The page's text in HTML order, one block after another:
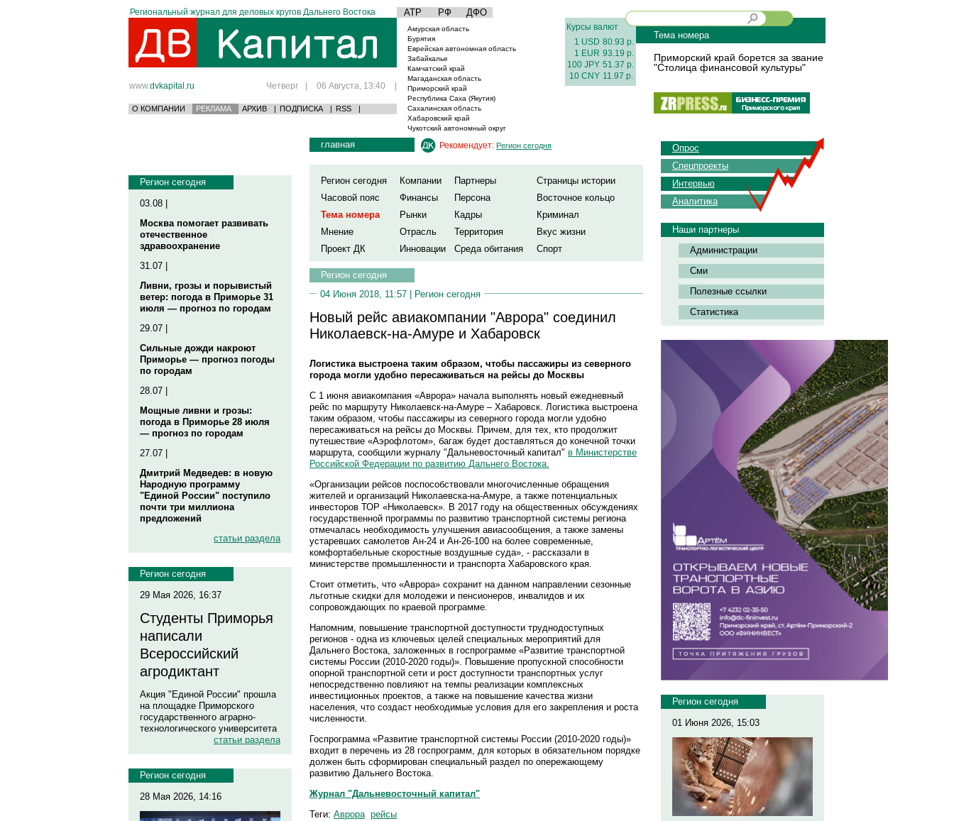
Региональный журнал для деловых кругов Дальнего Востока АТР РФ ДФО
www.dvkapital.ru Четверг | 06 Августа, 13:40 |
О КОМПАНИИ РЕКЛАМА АРХИВ | ПОДПИСКА | RSS |
Амурская область
Бурятия
Еврейская автономная область
Забайкалье
Камчатский край
Магаданская область
Приморский край
Республика Саха (Якутия)
Сахалинская область
Хабаровский край
Чукотский автономный округ
Курсы валют
1 USD 80.93 р.
1 EUR 93.19 р.
100 JPY 51.37 р.
10 CNY 11.97 р.
Тема номера
Приморский край борется за звание
"Столица финансовой культуры"
Регион сегодня
03.08 |
Москва помогает развивать
отечественное
здравоохранение
31.07 |
Ливни, грозы и порывистый
ветер: погода в Приморье 31
июля — прогноз по городам
29.07 |
Сильные дожди накроют
Приморье — прогноз погоды
по городам
28.07 |
Мощные ливни и грозы:
погода в Приморье 28 июля
— прогноз по городам
27.07 |
Дмитрий Медведев: в новую
Народную программу
"Единой России" поступило
почти три миллиона
предложений
статьи раздела
Регион сегодня
29 Мая 2026, 16:37
Студенты Приморья
написали
Всероссийский
агродиктант
Акция "Единой России" прошла
на площадке Приморского
государственного аграрно-
технологического университета
статьи раздела
Регион сегодня
28 Мая 2026, 14:16
главная Рекомендует: Регион сегодня
Регион сегодня Компании Партнеры
Страницы истории
Часовой пояс
Финансы Персона
Восточное кольцо
Тема номера
Рынки Кадры
Криминал
Мнение
Отрасль Территория
Вкус жизни
Проект ДК
Инновации Среда обитания Спорт
Регион сегодня
04 Июня 2018, 11:57 | Регион сегодня
Новый рейс авиакомпании "Аврора" соединил
Николаевск-на-Амуре и Хабаровск
Логистика выстроена таким образом, чтобы пассажиры из северного
города могли удобно пересаживаться на рейсы до Москвы
С 1 июня авиакомпания «Аврора» начала выполнять новый ежедневный
рейс по маршруту Николаевск-на-Амуре – Хабаровск. Логистика выстроена
таким образом, чтобы пассажиры из северного города могли удобно
пересаживаться на рейсы до Москвы. Причем, для тех, кто продолжит
путешествие «Аэрофлотом», багаж будет доставляться до конечной точки
маршрута, сообщили журналу "Дальневосточный капитал" в Министерстве
Российской Федерации по развитию Дальнего Востока.
«Организации рейсов поспособствовали многочисленные обращения
жителей и организаций Николаевска-на-Амуре, а также потенциальных
инвесторов ТОР «Николаевск». В 2017 году на общественных обсуждениях
государственной программы по развитию транспортной системы региона
отмечалась необходимость улучшения авиасообщения, а также замены
устаревших самолетов Ан-24 и Ан-26-100 на более современные,
комфортабельные скоростные воздушные суда», - рассказали в
министерстве промышленности и транспорта Хабаровского края.
Стоит отметить, что «Аврора» сохранит на данном направлении сезонные
льготные скидки для молодежи и пенсионеров, инвалидов и их
сопровождающих по краевой программе.
Напомним, повышение транспортной доступности труднодоступных
регионов - одна из ключевых целей специальных мероприятий для
Дальнего Востока, заложенных в госпрограмме «Развитие транспортной
системы России (2010-2020 годы)». Повышение пропускной способности
опорной транспортной сети и рост доступности транспортных услуг
непосредственно повлияют на темпы реализации комплексных
инвестиционных проектов, а также на повышение качества жизни
населения, что создаст необходимые условия для его закрепления и роста
численности.
Госпрограмма «Развитие транспортной системы России (2010-2020 годы)»
входит в перечень из 28 госпрограмм, для которых в обязательном порядке
должен быть сформирован специальный раздел по опережающему
развитию Дальнего Востока.
Журнал "Дальневосточный капитал"
Теги: Аврора рейсы
Опрос
Спецпроекты
Интервью
Аналитика
Наши партнеры
Администрации
Сми
Полезные ссылки
Статистика
Регион сегодня
01 Июня 2026, 15:03